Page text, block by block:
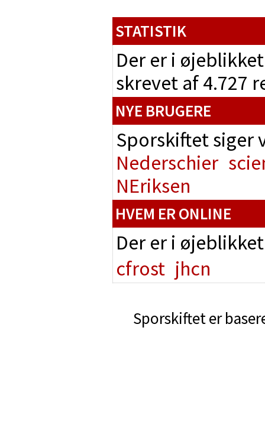
STATISTIK
Der er i
skrevet af 4.727
NYE BRUGERE
Sporskiftet
Nederschier
NEriksen
HVEM ER ONLINE
Der er i
cfrost jhcn
Sporskiftet er